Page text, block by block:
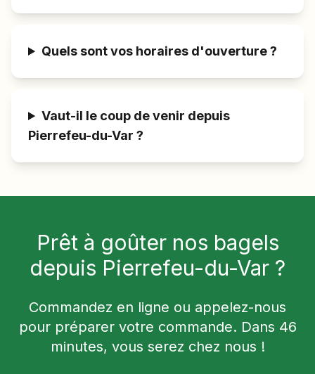
Quels sont vos horaires d'ouverture ?
Vaut-il le coup de venir depuis
Pierrefeu-du-Var ?
Prêt à goûter nos bagels
depuis Pierrefeu-du-Var ?
Commandez en ligne ou appelez-nous
pour préparer votre commande. Dans 46
minutes, vous serez chez nous !